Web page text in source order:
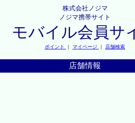
株式会社ノジマ
ノジマ携帯サイト
モバイル会員サ
ポイント ｜ マイページ ｜ 店舗検索
店舗情報